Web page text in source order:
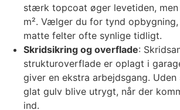
stærk topcoat øger levetiden, men
m². Vælger du for tynd
matte felter ofte synlige tidligt.
Skridsikring og overflade:
strukturoverflade er oplagt i
giver en ekstra arbejdsgang.
glat gulv blive utrygt, når der
ind.